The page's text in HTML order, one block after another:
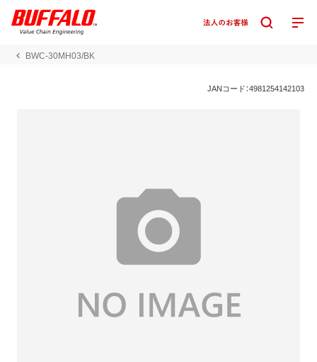
BWC-30MH03/BK
JANコード：4981254142103